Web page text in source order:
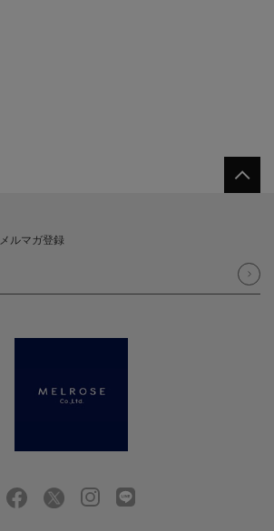
メルマガ登録